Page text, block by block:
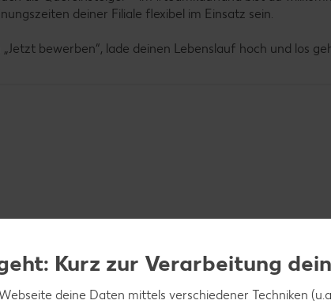
deiner Filiale flexibel im Einsatz sein.
bewerben“, lade deinen Lebenslauf hoch und los
Kurz zur Verarbeitung
deine Daten mittels verschiedener Techniken